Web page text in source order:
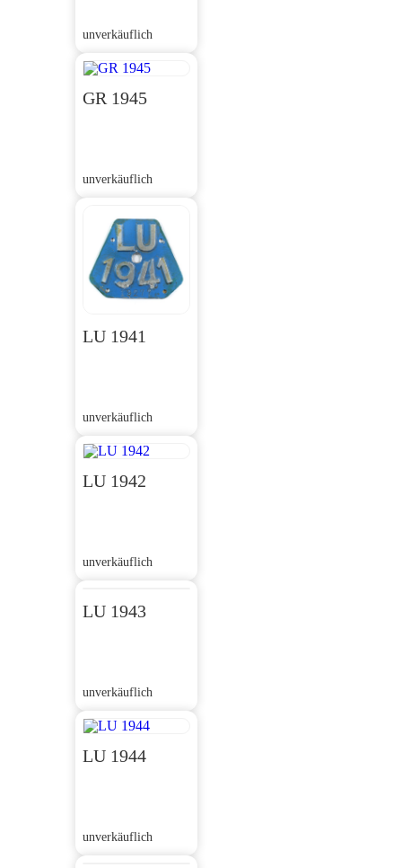
unverkäuflich
GR 1945
unverkäuflich
LU 1941
unverkäuflich
LU 1942
unverkäuflich
LU 1943
unverkäuflich
LU 1944
unverkäuflich